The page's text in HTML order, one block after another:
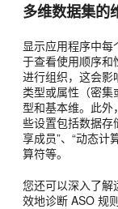
多维数据集的
显示应用程序中
于查看使用顺序
进行组织，这会影
类型或属性（密
型和基本维。此
些设置包括数据存
享成员”、“动态计
算符等。
您还可以深入了
效地诊断 ASO 规